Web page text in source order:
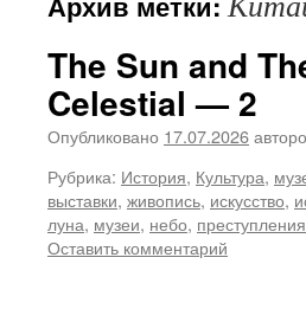
The Sun and
Celestial — 2
Опубликовано 17.07.2026
Рубрика: История, Культура,
выставки, живопись, искусство,
луна, музеи, небо, преступления
Оставить комментарий